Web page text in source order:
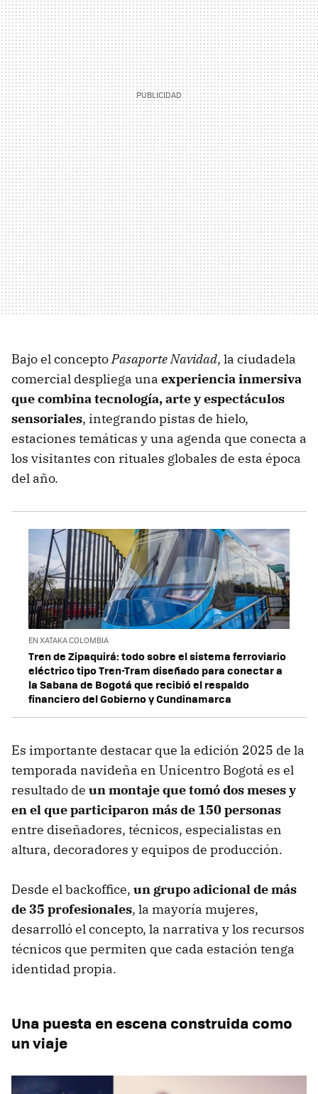
Bajo el conceptoPasaporte Navidad, la ciudadela
comercial despliega una experiencia inmersiva
que combina tecnología, arte y espectáculos
sensoriales, integrando pistas de hielo,
estaciones temáticas y una agenda que conecta a
los visitantes con rituales globales de esta época
del año.
EN XATAKA COLOMBIA
Tren de Zipaquirá: todo sobre el sistema ferroviario
eléctrico tipo Tren-Tram diseñado para conectar a
la Sabana de Bogotá que recibió el respaldo
financiero del Gobierno y Cundinamarca
Es importante destacar que la edición 2025 de la
temporada navideña en Unicentro Bogotá es el
resultado de un montaje que tomó dos meses y
en el que participaron más de 150 personas
entre diseñadores, técnicos, especialistas en
altura, decoradores y equipos de producción.
Desde el backoffice, un grupo adicional de más
de 35 profesionales, la mayoría mujeres,
desarrolló el concepto, la narrativa y los recursos
técnicos que permiten que cada estación tenga
identidad propia.
Una puesta en escena construida como
un viaje